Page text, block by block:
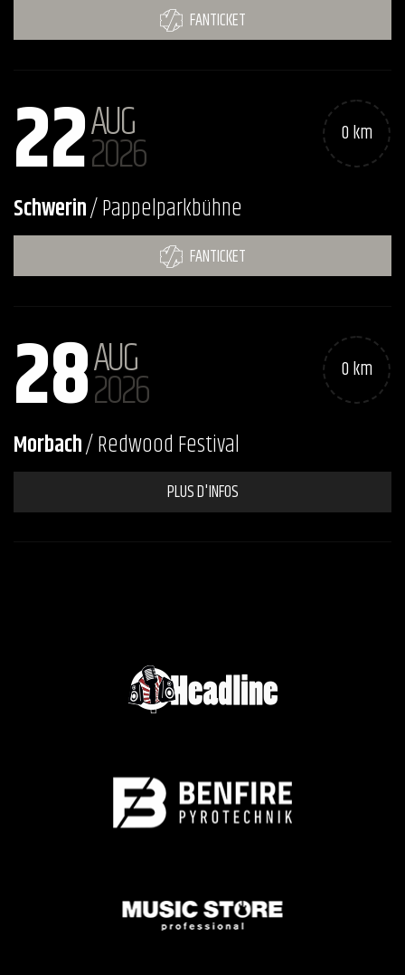
FANTICKET
22AUG
2026 0 km
Schwerin/ Pappelparkbühne
FANTICKET
28AUG
2026 0 km
Morbach/ Redwood Festival
PLUS D'INFOS